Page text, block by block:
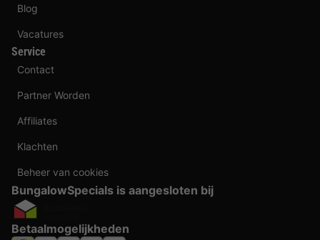
Blog
Vacatures
Service
Contact
Partner Worden
Affiliates
Klachten
Beheer van cookies
BungalowSpecials is aangesloten bij
Betaalmogelijkheden